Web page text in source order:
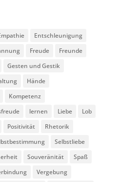
Entschleunigung
Freude
Freunde
Gesten und Gestik
Hände
Kompetenz
lernen Liebe
Lob
Positivität
Rhetorik
Selbstliebe
Souveränität
Spaß
Vergebung